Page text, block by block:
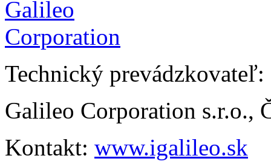
Technický prevádzkovateľ:
Galileo Corporation s.r.o.,
Kontakt: www.igalileo.sk